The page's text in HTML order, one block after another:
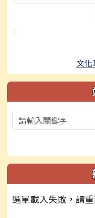
文化
選單載入失敗，請